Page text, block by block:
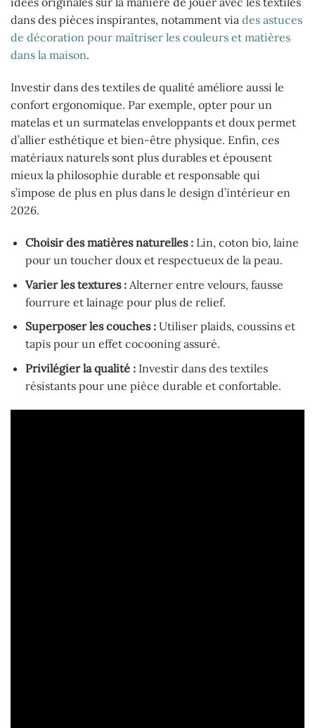
dans des pièces inspirantes, notamment via des astuces
de décoration pour maîtriser les couleurs et matières
dans la maison.
Investir dans des textiles de qualité améliore aussi le
confort ergonomique. Par exemple, opter pour un
matelas et un surmatelas enveloppants et doux permet
d’allier esthétique et bien-être physique. Enfin, ces
matériaux naturels sont plus durables et épousent
mieux la philosophie durable et responsable qui
s’impose de plus en plus dans le design d’intérieur en
2026.
Choisir des matières naturelles :Lin, coton bio, laine
pour un toucher doux et respectueux de la peau.
Varier les textures :Alterner entre velours, fausse
fourrure et lainage pour plus de relief.
Superposer les couches :Utiliser plaids, coussins et
tapis pour un effet cocooning assuré.
Privilégier la qualité :Investir dans des textiles
résistants pour une pièce durable et confortable.